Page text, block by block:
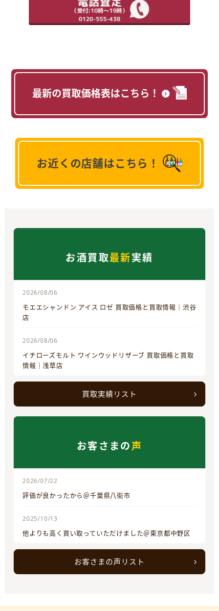
最新の買取価格表はこちら！
お近くの店舗はこちら！
お酒買取最新実績
2026/08/06
モエエシャンドン アイス ロゼ 買取価格と買取情報｜渋谷
店
2026/08/06
イチローズモルト ワインウッドリザーブ 買取価格と買取
情報｜浅草店
買取実績リスト
お客さまの声
2026/07/22
評価が良かったから＠千葉県八街市
2025/10/13
他よりも高く買い取っていただけました＠東京都中野区
お客さまの声リスト